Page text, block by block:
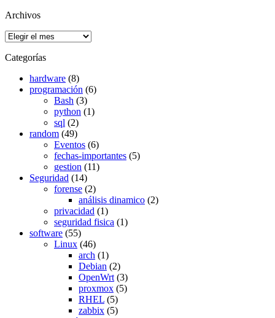
Archivos
Archivos
Categorías
hardware (8)
programación (6)
Bash (3)
python (1)
sql (2)
random (49)
Eventos (6)
fechas-importantes (5)
gestion (11)
Seguridad (14)
forense (2)
análisis dinamico (2)
privacidad (1)
seguridad fisica (1)
software (55)
Linux (46)
arch (1)
Debian (2)
OpenWrt (3)
proxmox (5)
RHEL (5)
zabbix (5)